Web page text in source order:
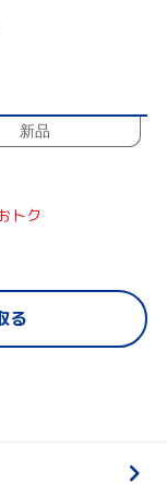
新品
トク
る